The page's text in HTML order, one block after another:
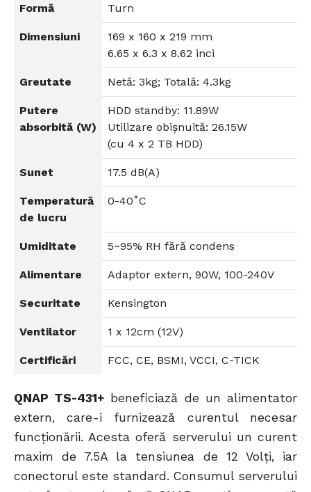
Formă Turn
Dimensiuni
169 x 160 x 219 mm
6.65 x 6.3 x 8.62 inci
Greutate Netă: 3kg; Totală: 4.3kg
Putere
absorbită (W)
HDD standby: 11.89W
Utilizare obișnuită: 26.15W
(cu 4 x 2 TB HDD)
Sunet 17.5 dB(A)
Temperatură
de lucru
0-40˚C
Umiditate 5~95% RH fără condens
Alimentare Adaptor extern, 90W, 100-240V
Securitate Kensington
Ventilator 1 x 12cm (12V)
Certificări FCC, CE, BSMI, VCCI, C-TICK
QNAP TS-431+beneficiază de un alimentator
extern, care-i furnizează curentul necesar
funcționării. Acesta oferă serverului un curent
maxim de 7.5A la tensiunea de 12 Volți, iar
conectorul este standard. Consumul serverului